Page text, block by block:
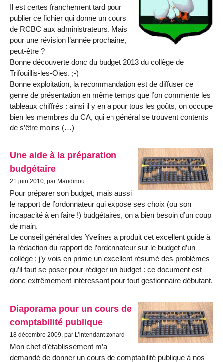
Il est certes franchement tard pour
publier ce fichier qui donne un cours
de RCBC aux administrateurs. Mais
pour une révision l’année prochaine,
peut-être ?
Bonne découverte donc du budget 2013 du collège de
Trifouillis-les-Oies. ;-)
Bonne exploitation, la recommandation est de diffuser ce
genre de présentation en même temps que l’on commente les
tableaux chiffrés : ainsi il y en a pour tous les goûts, on occupe
bien les membres du CA, qui en général se trouvent contents
de s’être moins (…)
Une aide à la préparation
budgétaire
21 juin 2010, par Maudinou
Pour préparer son budget, mais aussi
le rapport de l’ordonnateur qui expose ses choix (ou son
incapacité à en faire !) budgétaires, on a bien besoin d’un coup
de main.
Le conseil général des Yvelines a produit cet excellent guide à
la rédaction du rapport de l’ordonnateur sur le budget d’un
collège ; j’y vois en prime un excellent résumé des problèmes
qu’il faut se poser pour rédiger un budget : ce document est
donc extrêmement intéressant pour tout gestionnaire débutant.
Diaporama pour un cours de
comptabilité publique
18 décembre 2009, par L’intendant zonard
Mon chef d’établissement m’a
demandé de donner un cours de comptabilité publique à nos